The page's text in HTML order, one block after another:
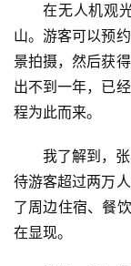
在无人机观
山。游客可以预
景拍摄，然后获
出不到一年，已
程为此而来。
我了解到，
待游客超过两万
了周边住宿、餐
在显现。